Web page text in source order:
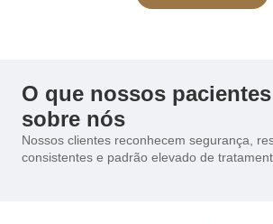
O que nossos
sobre nós
Nossos clientes reconhecem segurança,
consistentes e padrão elevado de